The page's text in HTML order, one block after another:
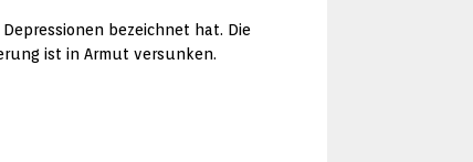
bezeichnet hat. Die
ist in Armut versunken.